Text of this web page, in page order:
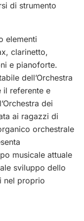
di strumento
elementi
clarinetto,
e pianoforte.
dell’Orchestra
il referente e
dei
ai ragazzi di
orchestrale
musicale attuale
sviluppo dello
nel proprio